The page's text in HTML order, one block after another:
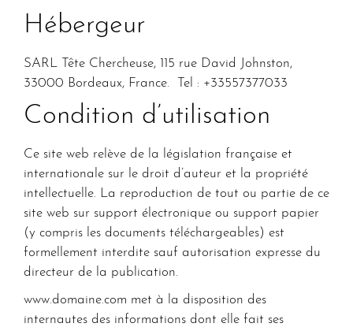
Hébergeur
SARL Tête Chercheuse, 115 rue David Johnston,
33000 Bordeaux, France. Tel : +33557377033
Condition d’utilisation
Ce site web relève de la législation française et
internationale sur le droit d’auteur et la propriété
intellectuelle. La reproduction de tout ou partie de ce
site web sur support électronique ou support papier
(y compris les documents téléchargeables) est
formellement interdite sauf autorisation expresse du
directeur de la publication.
www.domaine.com met à la disposition des
internautes des informations dont elle fait ses